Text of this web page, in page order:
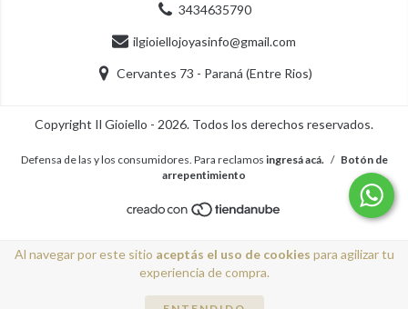
Al navegar por este sitio aceptás el uso de cookies para agilizar tu
experiencia de compra.
3434635790
ilgioiellojoyasinfo@gmail.com
Cervantes 73 - Paraná (Entre Rios)
Copyright Il Gioiello - 2026. Todos los derechos reservados.
Defensa de las y los consumidores. Para reclamos ingresá acá. / Botón de
arrepentimiento